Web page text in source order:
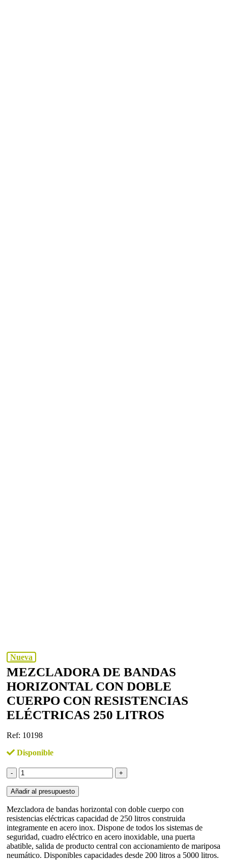
Nueva
MEZCLADORA DE BANDAS
HORIZONTAL CON DOBLE
CUERPO CON RESISTENCIAS
ELÉCTRICAS 250 LITROS
Ref: 10198
Disponible
Mezcladora
de
bandas
horizontal
con
doble
cuerpo
con
resistencias
eléctricas
Añadir al presupuesto
Mezcladora de bandas horizontal con doble cuerpo con
resistencias eléctricas capacidad de 250 litros construida
integramente en acero inox. Dispone de todos los sistemas de
seguridad, cuadro eléctrico en acero inoxidable, una puerta
abatible, salida de producto central con accionamiento de mariposa
neumático. Disponibles capacidades desde 200 litros a 5000 litros.